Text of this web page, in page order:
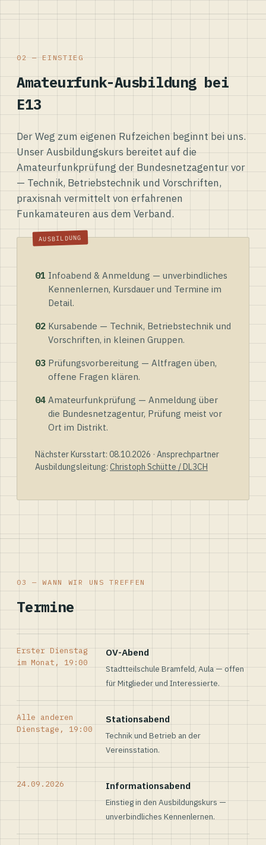
02 — EINSTIEG
Amateurfunk-Ausbildung bei
E13
Der Weg zum eigenen Rufzeichen beginnt bei uns.
Unser Ausbildungskurs bereitet auf die
Amateurfunkprüfung der Bundesnetzagentur vor
— Technik, Betriebstechnik und Vorschriften,
praxisnah vermittelt von erfahrenen
Funkamateuren aus dem Verband.
01 Infoabend & Anmeldung — unverbindliches
Kennenlernen, Kursdauer und Termine im
Detail.
02 Kursabende — Technik, Betriebstechnik und
Vorschriften, in kleinen Gruppen.
03 Prüfungsvorbereitung — Altfragen üben,
offene Fragen klären.
04 Amateurfunkprüfung — Anmeldung über
die Bundesnetzagentur, Prüfung meist vor
Ort im Distrikt.
Nächster Kursstart: 08.10.2026 · Ansprechpartner
Ausbildungsleitung: Christoph Schütte / DL3CH
03 — WANN WIR UNS TREFFEN
Termine
Erster Dienstag
im Monat, 19:00
OV-Abend
Stadtteilschule Bramfeld, Aula — offen
für Mitglieder und Interessierte.
Alle anderen
Dienstage, 19:00
Stationsabend
Technik und Betrieb an der
Vereinsstation.
24.09.2026 Informationsabend
Einstieg in den Ausbildungskurs —
unverbindliches Kennenlernen.